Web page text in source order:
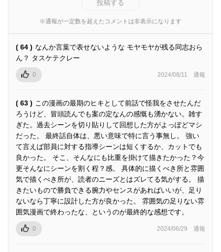
投稿する
※通報が一定数を超えたコメントは非表示になります
( 64 ) なんか言葉で表せないような モヤモヤが残る同志おら
ん？ タスケテクレー
0 2024/08/11 通報
( 63 ) この漫画の最期のヒキとして前話で怪我をさせたんだ
ろうけど、冒頭読んでも案の定なんの感慨も湧かない。雑す
ぎた。過去シーンを切り貼りして回想した方がよっぽどマシ
だった。 最終話自体は、悪い意味で特に言う事無し。 強い
て言えば部員に対する指導シーンは短くするか、カットでも
良かった。 そこ、そんなにも比重を掛けて描きたかった？今
更そんなにシーンを割く程？感。 具体的に描くべき所と雰囲
気で描くべき所が、読者のニーズとはズレてる気がする。 描
きたいもので勝負できる腕力やセンスがあればいいが、足り
ないなら丁寧に設計した方が良かった。 雰囲気の足りない雰
囲気漫画で終わったな、というのが最終的な感想です。
0 2024/06/29 通報